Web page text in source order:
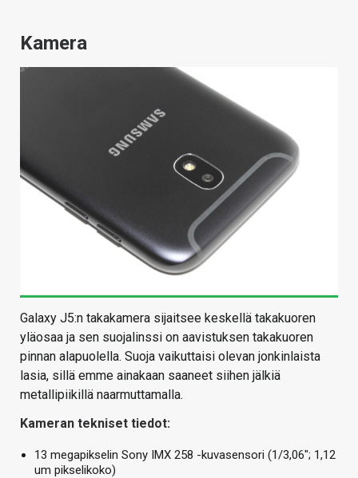
Kamera
Galaxy J5:n takakamera sijaitsee keskellä takakuoren
yläosaa ja sen suojalinssi on aavistuksen takakuoren
pinnan alapuolella. Suoja vaikuttaisi olevan jonkinlaista
lasia, sillä emme ainakaan saaneet siihen jälkiä
metallipiikillä naarmuttamalla.
Kameran tekniset tiedot:
13 megapikselin Sony IMX 258 -kuvasensori (1/3,06″; 1,12
um pikselikoko)